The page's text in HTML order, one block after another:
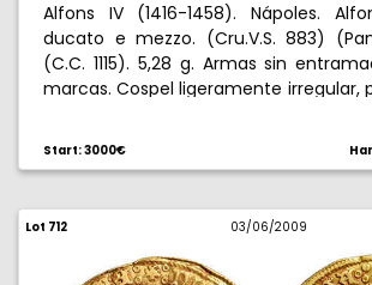
Alfons IV (1416-1458). Nápoles.
ducato e mezzo. (Cru.V.S. 883)
(C.C. 1115). 5,28 g. Armas sin
marcas. Cospel ligeramente irregular,
2nd and 3rd quarters, Napolitan arms
Slightly irregular edge but very
Start: 3000€
Lot 712 03/06/2009